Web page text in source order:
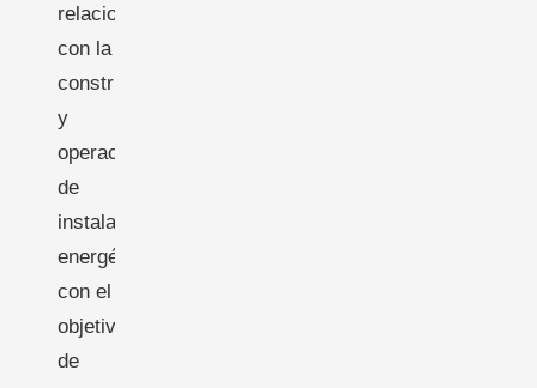
relacionadas
con la
construcción
y
operación
de
instalaciones
energéticas,
con el
objetivo
de